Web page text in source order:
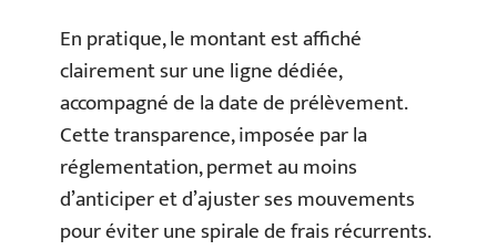
En pratique, le montant est affiché
clairement sur une ligne dédiée,
accompagné de la date de prélèvement.
Cette transparence, imposée par la
réglementation, permet au moins
d’anticiper et d’ajuster ses mouvements
pour éviter une spirale de frais récurrents.